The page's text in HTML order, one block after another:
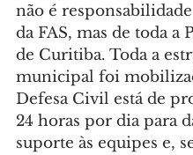
não é
da FAS, mas de toda a
de Curitiba. Toda a
municipal foi
Defesa Civil está de
24 horas por dia para
suporte às equipes e,